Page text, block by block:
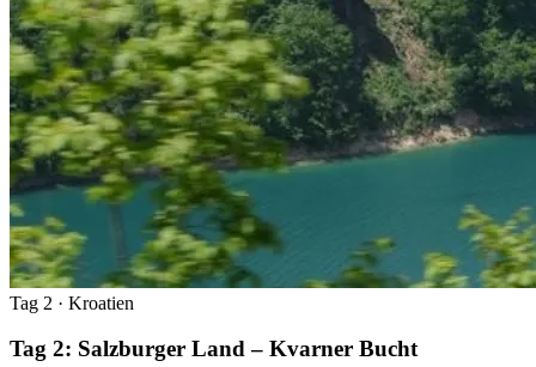
Tag 2 · Kroatien
Tag 2: Salzburger Land – Kvarner Bucht